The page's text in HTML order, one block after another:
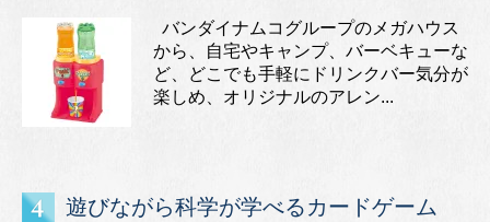
バンダイナムコグループのメガハウス
から、自宅やキャンプ、バーベキューな
ど、どこでも手軽にドリンクバー気分が
楽しめ、オリジナルのアレン...
遊びながら科学が学べるカードゲーム